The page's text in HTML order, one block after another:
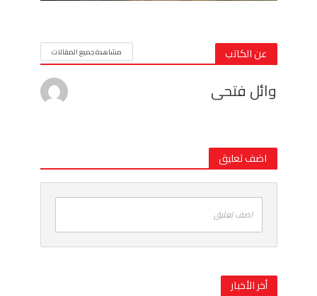
عن الكاتب مشاهدة جميع المقالات
وائل فتحى
اضف تعليق
اضف تعليق
أخر الأخبار